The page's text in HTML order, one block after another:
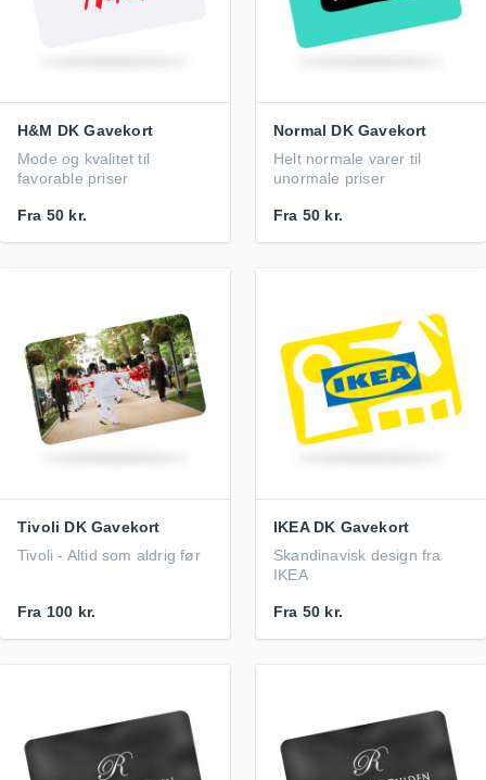
H&M DK Gavekort
Mode og kvalitet til
favorable priser
Fra 50 kr.
Normal DK Gavekort
Helt normale varer til
unormale priser
Fra 50 kr.
Tivoli DK Gavekort
Tivoli - Altid som aldrig før
Fra 100 kr.
IKEA DK Gavekort
Skandinavisk design fra
IKEA
Fra 50 kr.